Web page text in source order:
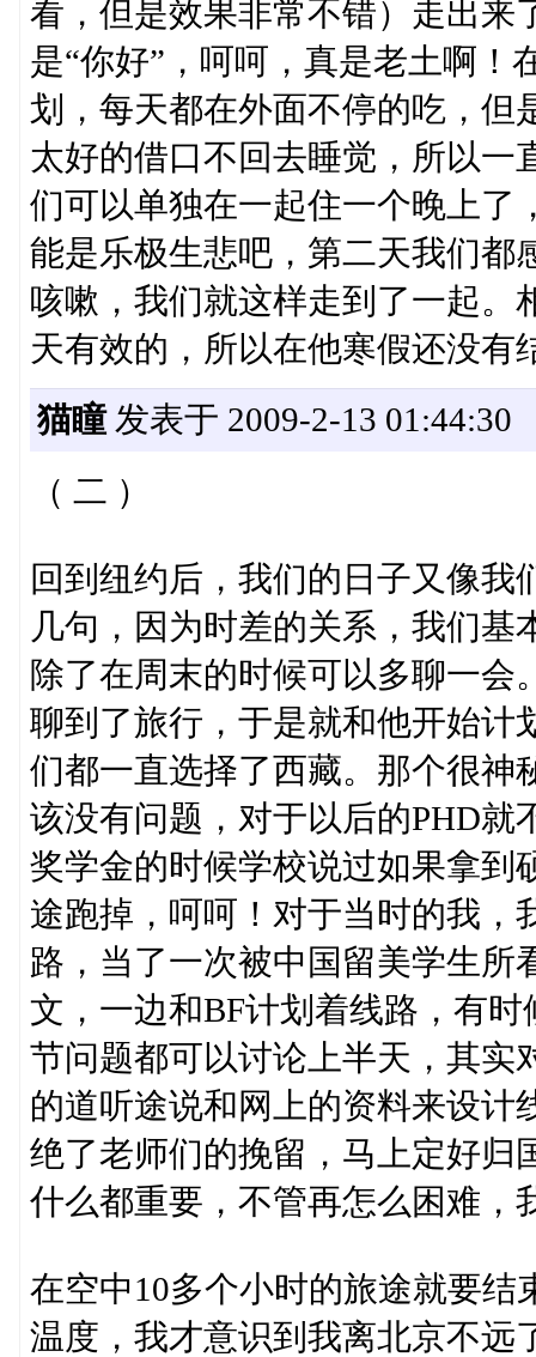
看，但是效果非常不错）走出来
是“你好”，呵呵，真是老土啊！
划，每天都在外面不停的吃，但
太好的借口不回去睡觉，所以一
们可以单独在一起住一个晚上了
能是乐极生悲吧，第二天我们都
咳嗽，我们就这样走到了一起。
天有效的，所以在他寒假还没有
猫瞳发表于 2009-2-13 01:44:30
（ 二 ）
回到纽约后，我们的日子又像我
几句，因为时差的关系，我们基
除了在周末的时候可以多聊一会
聊到了旅行，于是就和他开始计
们都一直选择了西藏。那个很神
该没有问题，对于以后的PHD
奖学金的时候学校说过如果拿到
途跑掉，呵呵！对于当时的我，
路，当了一次被中国留美学生所
文，一边和BF计划着线路，有
节问题都可以讨论上半天，其实
的道听途说和网上的资料来设计
绝了老师们的挽留，马上定好归
什么都重要，不管再怎么困难，
在空中10多个小时的旅途就要
温度，我才意识到我离北京不远